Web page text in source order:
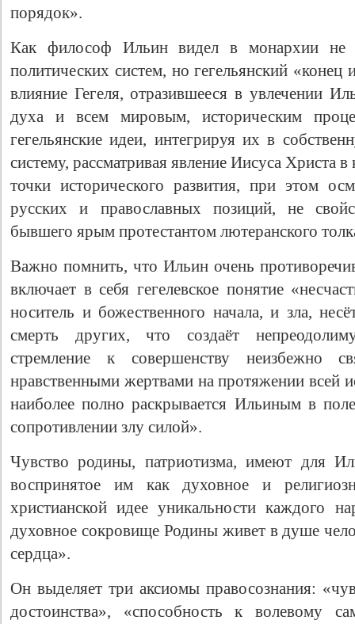
порядок».
Как философ Ильин видел в монархии не
политических систем, но гегельянский
влияние Гегеля, отразившееся в увлечении
духа и всем мировым, историческим
гегельянские идеи, интегрируя их в
систему, рассматривая явление Иисуса Христа
точки исторического развития, при этом
русских и православных позиций, не
бывшего ярым протестантом лютеранского
Важно помнить, что Ильин очень
включает в себя гегелевское понятие
носитель и божественного начала, и зла,
смерть других, что создаёт
стремление к совершенству неизбежно
нравственными жертвами на протяжении всей
наиболее полно раскрывается Ильиным в
сопротивлении злу силой».
Чувство родины, патриотизма, имеют для
воспринятое им как духовное и
христианской идее уникальности каждого
духовное сокровище Родины живет в душе
сердца».
Он выделяет три аксиомы правосознания:
достоинства», «способность к волевому